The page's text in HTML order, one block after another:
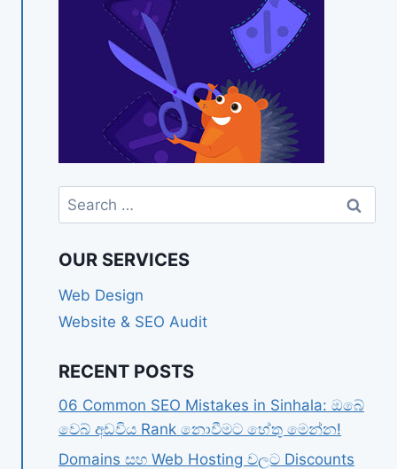
Search
for:
OUR SERVICES
Web Design
Website & SEO Audit
RECENT POSTS
06 Common SEO Mistakes in Sinhala: ඔබේ
වෙබ් අඩවිය Rank නොවීමට හේතු මෙන්න!
Domains සහ Web Hosting වලට Discounts